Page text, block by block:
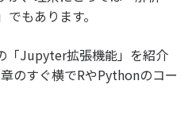
もあります。
「Jupyter拡張機能」を紹介
のすぐ横でRやPythonのコー